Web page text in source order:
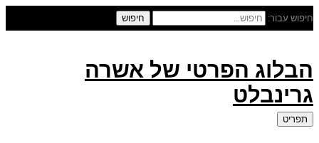
חיפוש עבור: חיפוש
הבלוג הפרטי של אשרה
גרינבלט
תפריט